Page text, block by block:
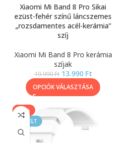
Xiaomi Mi Band 8 Pro Sikai
ezüst-fehér színű láncszemes
„rozsdamentes acél-kerámia”
szíj
Xiaomi Mi Band 8 Pro kerámia
szíjak
19.990Ft 13.990 Ft
OPCIÓK VÁLASZTÁSA
-40%
KIEMELT